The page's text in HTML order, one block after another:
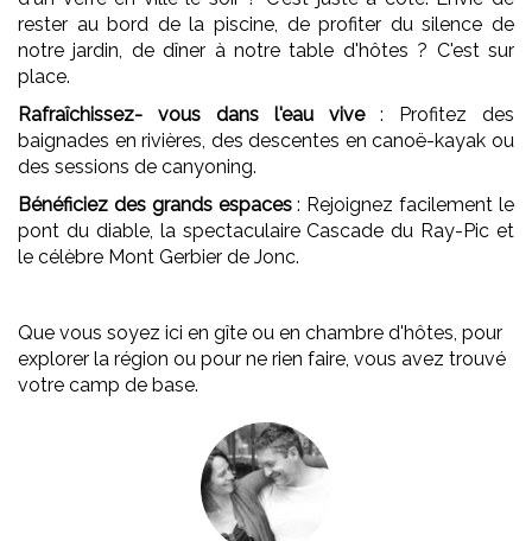
rester au bord de la piscine, de profiter du silence de
notre jardin, de dîner à notre table d'hôtes ? C'est sur
place.
Rafraîchissez- vous dans l'eau vive : Profitez des
baignades en rivières, des descentes en canoë-kayak ou
des sessions de canyoning.
Bénéficiez des grands espaces: Rejoignez facilement le
pont du diable, la spectaculaire Cascade du Ray-Pic et
le célèbre Mont Gerbier de Jonc.
Que vous soyez ici en gîte ou en chambre d'hôtes, pour
explorer la région ou pour ne rien faire, vous avez trouvé
votre camp de base.